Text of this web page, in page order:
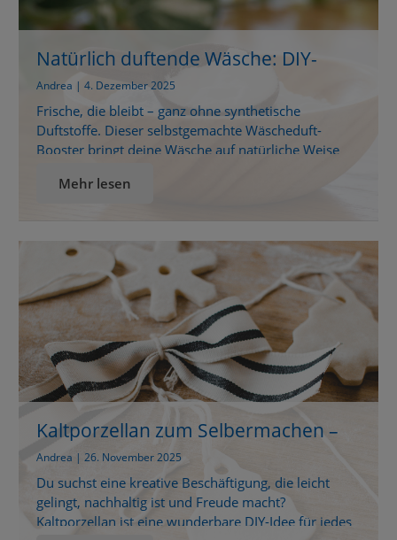
Natürlich duftende Wäsche: DIY-
Wäscheduft mit nur 3 Zutaten
Andrea | 4. Dezember 2025
Frische, die bleibt – ganz ohne synthetische
Duftstoffe. Dieser selbstgemachte Wäscheduft-
Booster bringt deine Wäsche auf natürliche Weise
Wäscheduft nicht immer die beste Wahl ist Viele
enthalten künstliche Duftstoffe, die sensibler Haut
zusetzen können und wenig umweltfreundlich sind.
Gleichzeitig sehnt man sich nach frischer, duftender
Wäsche […]
Mehr lesen
Kaltporzellan zum Selbermachen –
einfach & kreativ
Andrea | 26. November 2025
Du suchst eine kreative Beschäftigung, die leicht
gelingt, nachhaltig ist und Freude macht?
Kaltporzellan ist eine wunderbare DIY-Idee für jedes